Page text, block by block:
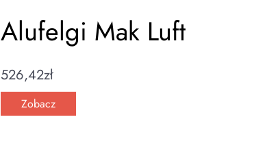
Alufelgi Mak Luft
526,42zł
Zobacz